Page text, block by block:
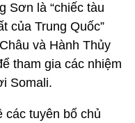
Sơn là “chiếc tàu
của Trung Quốc”
và Hành Thủy
tham gia các nhiệm
Somali.
các tuyên bố chủ